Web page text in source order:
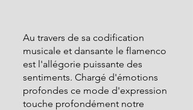
Au travers de sa codification
musicale et dansante le flamenco
est l'allégorie puissante des
sentiments. Chargé d'émotions
profondes ce mode d'expression
touche profondément notre